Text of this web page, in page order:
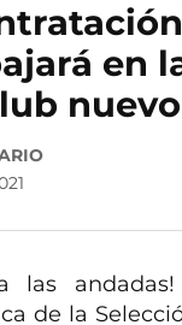
en
nuevo
las andadas!
de la